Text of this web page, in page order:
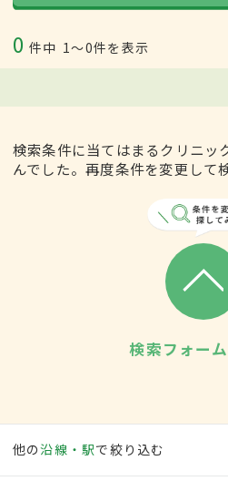
0 件中 1〜0件を表示
検索条件に当てはまるクリニッ
んでした。再度条件を変更して
検索フォー
他の沿線・駅で絞り込む